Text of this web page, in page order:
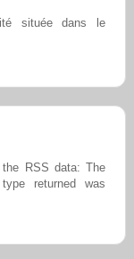
située dans le
RSS data: The
returned was